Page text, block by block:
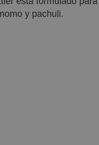
y pachuli.